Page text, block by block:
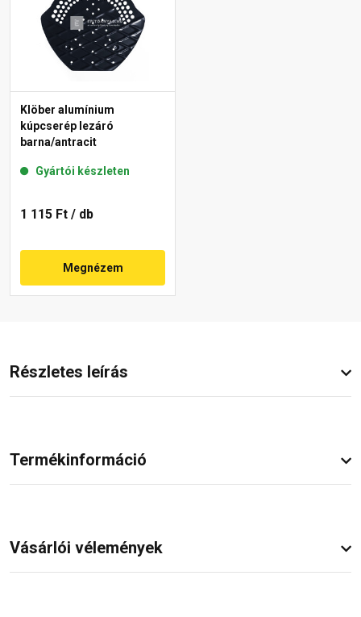
Klöber alumínium
kúpcserép lezáró
barna/antracit
Gyártói készleten
1 115 Ft / db
Megnézem
Részletes leírás
Termékinformáció
Vásárlói vélemények